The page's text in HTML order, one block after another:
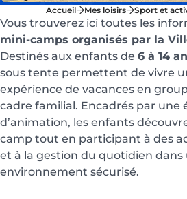
Accueil Mes loisirs Sport et
Vous trouverez ici toutes les
mini-camps organisés par la
Destinés aux enfants de 6 à 14
sous tente permettent de vivre
expérience de vacances en
cadre familial. Encadrés par une
d’animation, les enfants
camp tout en participant à des
et à la gestion du quotidien dans
environnement sécurisé.